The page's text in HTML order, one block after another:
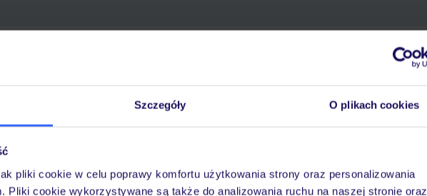
Szczegóły O plikach cookies
pliki cookie w celu poprawy komfortu użytkowania strony oraz personalizowania
Pliki cookie wykorzystywane są także do analizowania ruchu na naszej stronie oraz
Dlaczego warto wybrać TUI?
wakacjach 24/7
krajach